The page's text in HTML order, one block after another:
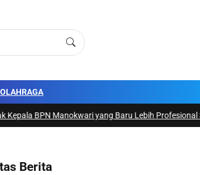
OLAHRAGA
yang Baru Lebih Profesional Selesaikan
Berita